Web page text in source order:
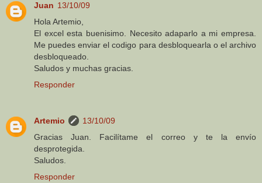
Juan 13/10/09
Hola Artemio,
El excel esta buenisimo. Necesito adaparlo a mi empresa.
Me puedes enviar el codigo para desbloquearla o el archivo
desbloqueado.
Saludos y muchas gracias.
Responder
Artemio
13/10/09
Gracias Juan. Facilítame el correo y te la envío
desprotegida.
Saludos.
Responder